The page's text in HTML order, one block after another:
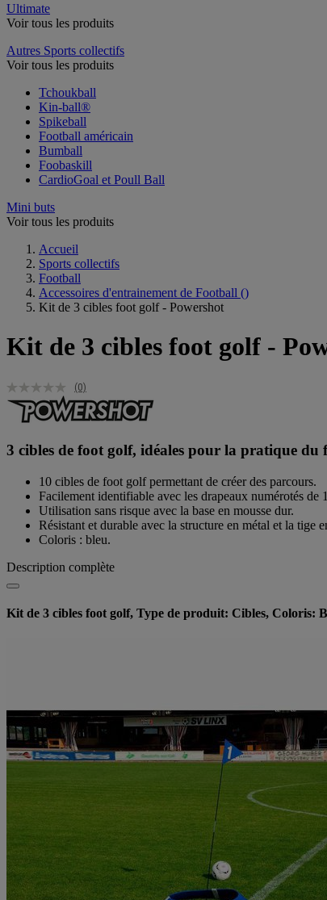
Ultimate
Voir tous les produits
Autres Sports collectifs
Voir tous les produits
Tchoukball
Kin-ball®
Spikeball
Football américain
Bumball
Foobaskill
CardioGoal et Poull Ball
Mini buts
Voir tous les produits
Accueil
Sports collectifs
Football
Accessoires d'entrainement de Football ()
Kit de 3 cibles foot golf - Powershot
Kit de 3 cibles foot golf -
(0)
3 cibles de foot golf, idéales pour la pratique du
10 cibles de foot golf permettant de créer des parcours.
Facilement identifiable avec les drapeaux numérotés de
Utilisation sans risque avec la base en mousse dur.
Résistant et durable avec la structure en métal et la tige
Coloris : bleu.
Description complète
Kit de 3 cibles foot golf, Type de produit: Cibles, Coloris: